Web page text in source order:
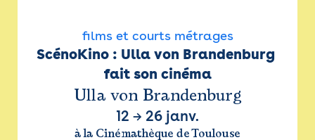
films et courts métrages
ScénoKino : Ulla von Brandenburg
fait son cinéma
Ulla von Brandenburg
12 → 26 janv.
à la Cinémathèque de Toulouse